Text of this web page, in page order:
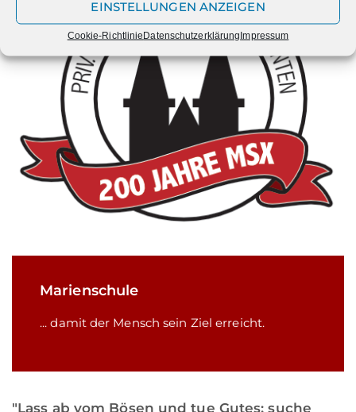
EINSTELLUNGEN ANZEIGEN
Cookie-RichtlinieDatenschutzerklärungImpressum
Marienschule
... damit der Mensch sein Ziel erreicht.
"Lass ab vom Bösen und tue Gutes; suche